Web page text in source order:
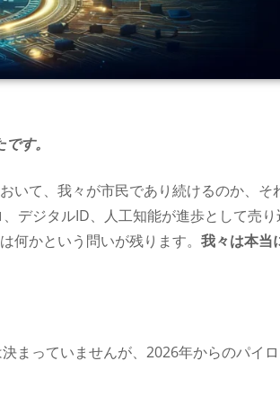
す。
いて、我々が市民であり続けるのか、そ
デジタルID、人工知能が進歩として売り
何かという問いが残ります。 我々は本当
まっていませんが、2026年からのパイロ